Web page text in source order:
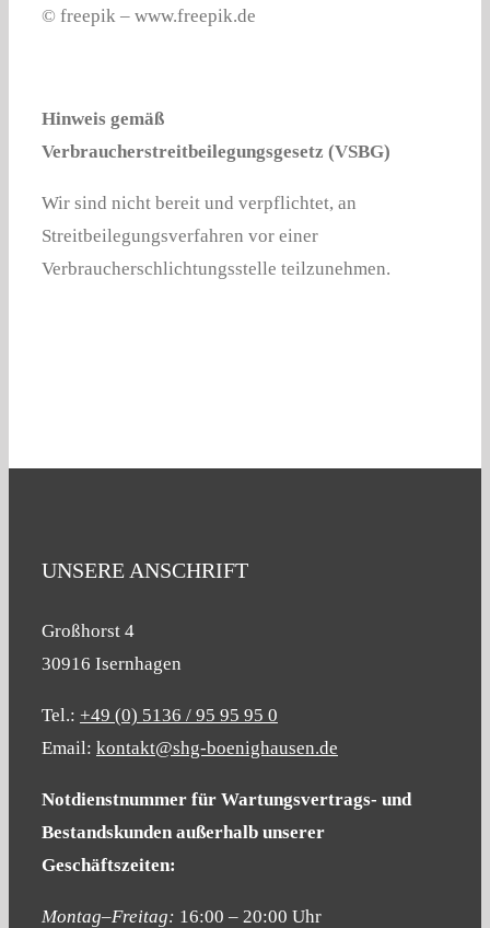
© freepik – www.freepik.de
Hinweis gemäß
Verbraucherstreitbeilegungsgesetz (VSBG)
Wir sind nicht bereit und verpflichtet, an
Streitbeilegungsverfahren vor einer
Verbraucherschlichtungsstelle teilzunehmen.
UNSERE ANSCHRIFT
Großhorst 4
30916 Isernhagen
Tel.: +49 (0) 5136 / 95 95 95 0
Email: kontakt@shg-boenighausen.de
Notdienstnummer für Wartungsvertrags- und
Bestandskunden außerhalb unserer
Geschäftszeiten:
Montag–Freitag: 16:00 – 20:00 Uhr